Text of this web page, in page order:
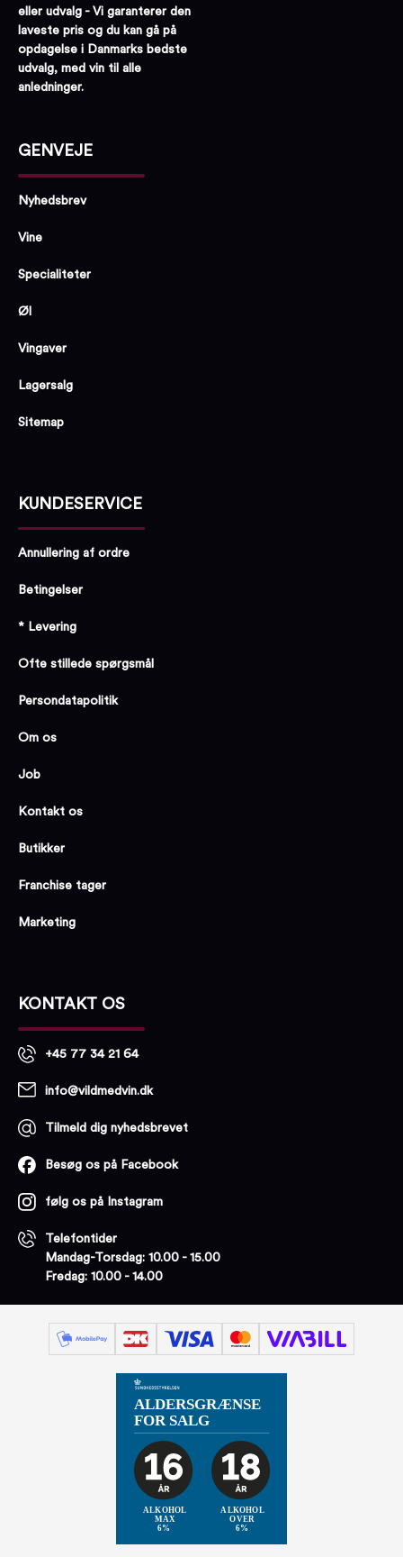
eller udvalg - Vi garanterer den
laveste pris og du kan gå på
opdagelse i Danmarks bedste
udvalg, med vin til alle
anledninger.
GENVEJE
Nyhedsbrev
Vine
Specialiteter
Øl
Vingaver
Lagersalg
Sitemap
KUNDESERVICE
Annullering af ordre
Betingelser
* Levering
Ofte stillede spørgsmål
Persondatapolitik
Om os
Job
Kontakt os
Butikker
Franchise tager
Marketing
KONTAKT OS
+45 77 34 21 64
info@vildmedvin.dk
Tilmeld dig nyhedsbrevet
Besøg os på Facebook
følg os på Instagram
Telefontider
Mandag-Torsdag: 10.00 - 15.00
Fredag: 10.00 - 14.00